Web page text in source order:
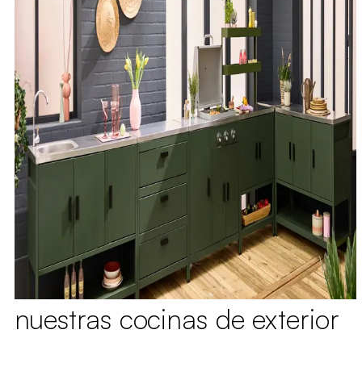
nuestras cocinas de exterior